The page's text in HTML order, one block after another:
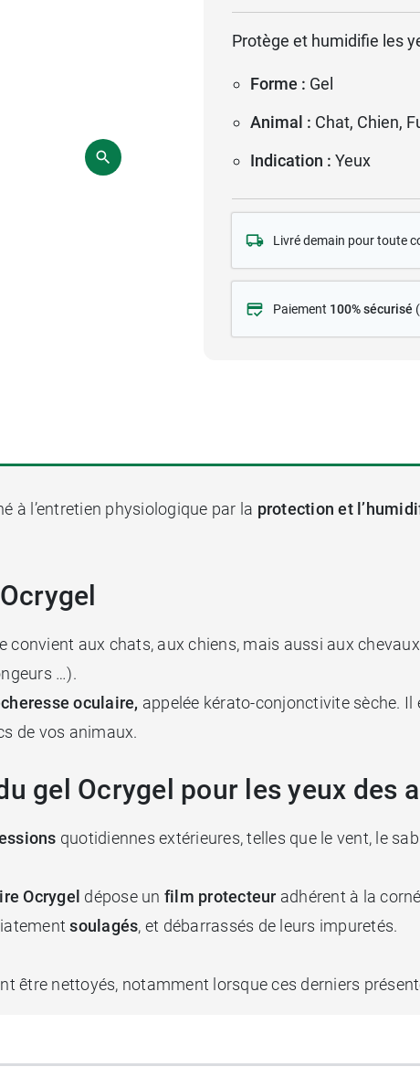
Protège et humidifie les
Forme : Gel
Animal : Chat, Chien,
Indication : Yeux
Livré demain pour toute
Paiement 100% sécurisé
à l’entretien physiologique par la protection et
convient aux chats, aux chiens, mais aussi aux
…).
oculaire, appelée kérato-conjonctivite sèche. Il
de vos animaux.
gel Ocrygel pour les yeux des
quotidiennes extérieures, telles que le vent, le
Ocrygel dépose un film protecteur adhérent à la
soulagés, et débarrassés de leurs impuretés.
être nettoyés, notamment lorsque ces derniers
être un geste de prévention utile et important.